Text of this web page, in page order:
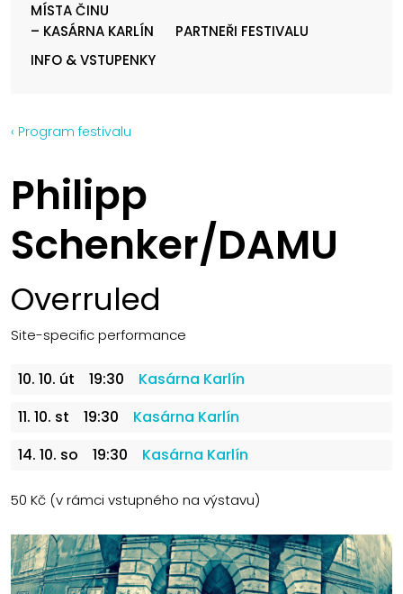
MÍSTA ČINU
– KASÁRNA KARLÍN
PARTNEŘI FESTIVALU
INFO & VSTUPENKY
‹ Program festivalu
Philipp
Schenker/DAMU
Overruled
Site-specific performance
10. 10. út 19:30
Kasárna Karlín
11. 10. st
19:30
Kasárna Karlín
14. 10. so
19:30 Kasárna Karlín
50 Kč (v rámci vstupného na výstavu)